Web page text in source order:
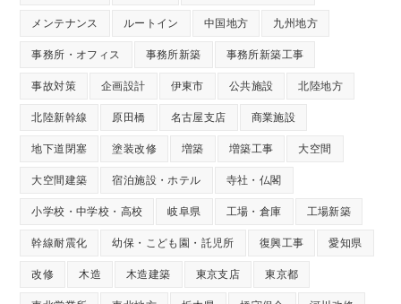
メンテナンス ルートイン 中国地方 九州地方
事務所・オフィス 事務所新築 事務所新築工事
事故対策 企画設計 伊東市 公共施設 北陸地方
北陸新幹線 原田橋 名古屋支店 商業施設
地下道閉塞 塗装改修 増築 増築工事 大空間
大空間建築 宿泊施設・ホテル 寺社・仏閣
小学校・中学校・高校 岐阜県 工場・倉庫 工場新築
幹線耐震化 幼保・こども園・託児所 復興工事 愛知県
改修 木造 木造建築 東京支店 東京都